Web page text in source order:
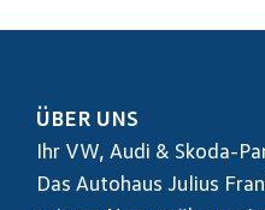
ÜBER UNS
Ihr VW, Audi & Skoda-
Das Autohaus Julius